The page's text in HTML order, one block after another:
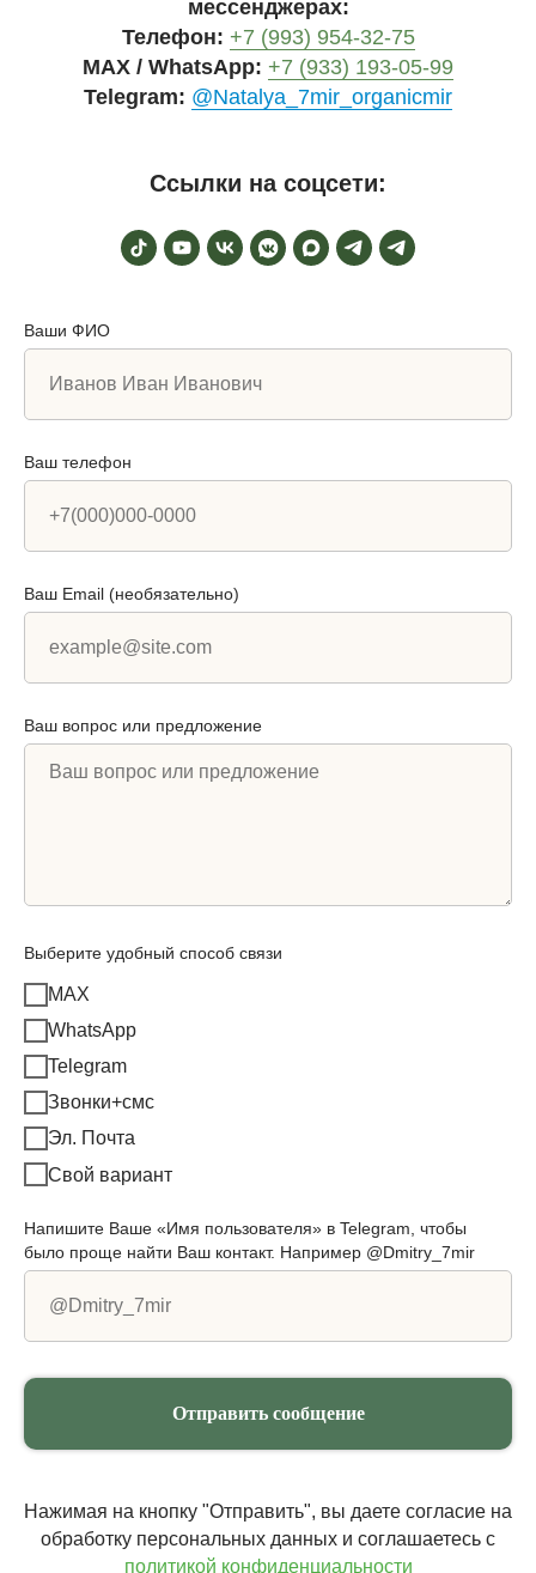
мессенджерах:
Телефон: +7 (993) 954-32-75
MAX / WhatsApp: +7 (933) 193-05-99
Telegram: @Natalya_7mir_organicmir
Ссылки на соцсети:
Ваши ФИО
Ваш телефон
Ваш Email (необязательно)
Ваш вопрос или предложение
Выберите удобный способ связи
MAX
WhatsApp
Telegram
Звонки+смс
Эл. Почта
Свой вариант
Напишите Ваше «Имя пользователя» в Telegram, чтобы
было проще найти Ваш контакт. Например @Dmitry_7mir
Отправить сообщение
Нажимая на кнопку "Отправить", вы даете согласие на
обработку персональных данных и соглашаетесь c
политикой конфиденциальности